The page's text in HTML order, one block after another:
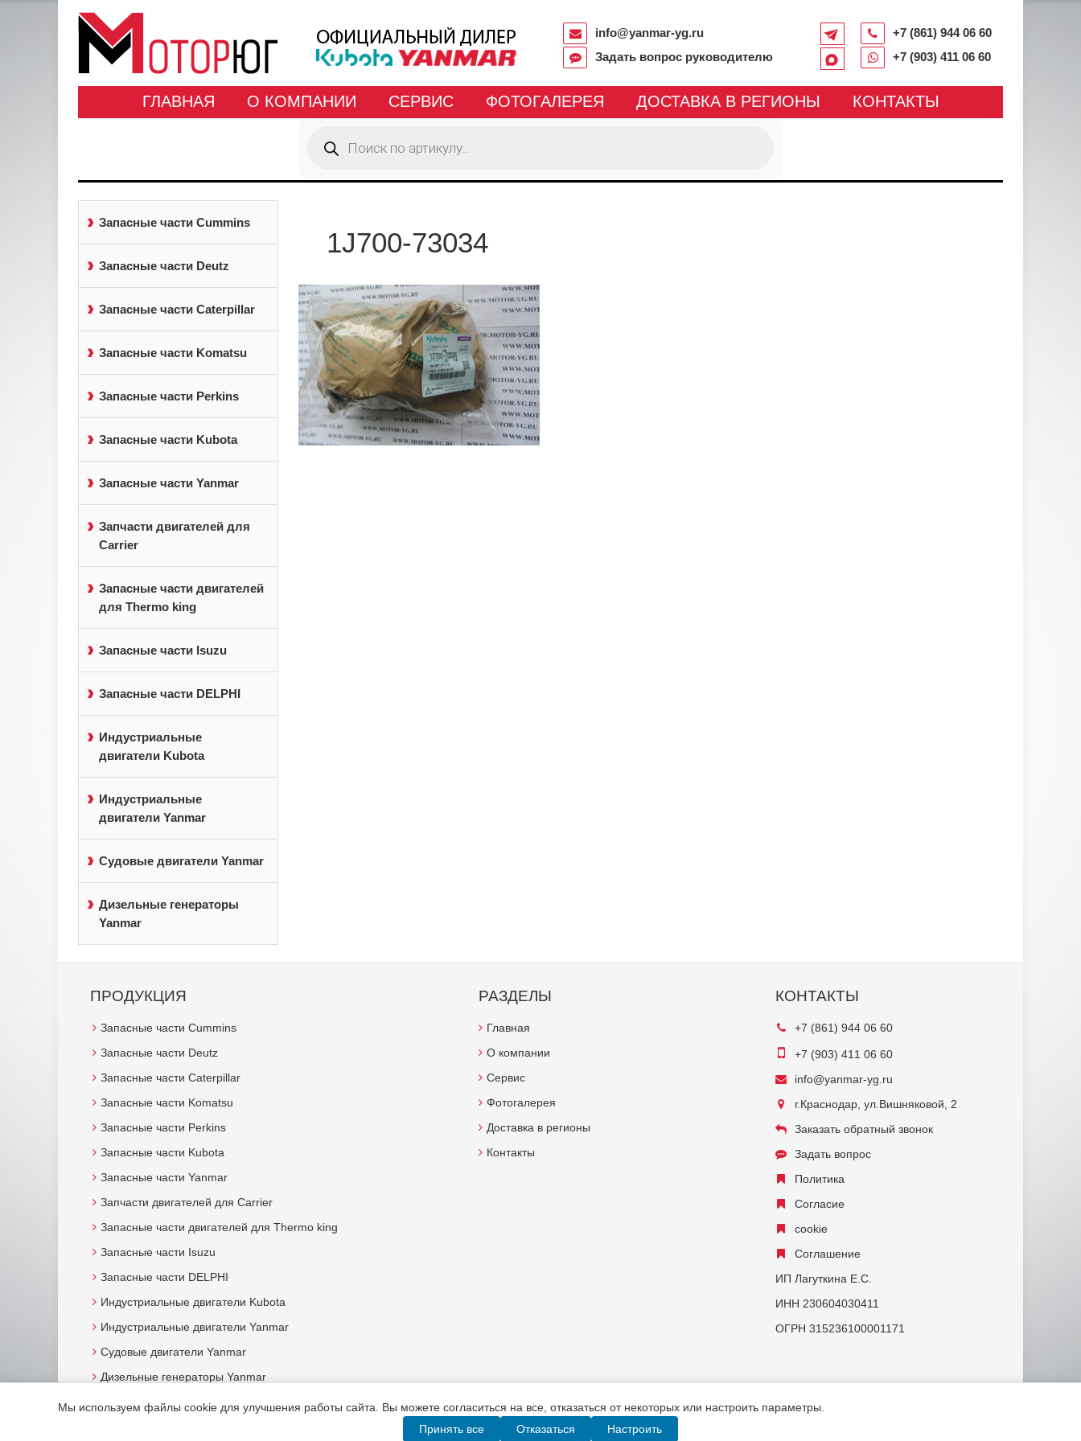
+7 (861) 944 06 60
+7 (903) 411 06 60
info@yanmar-yg.ru
Задать вопрос руководителю
ГЛАВНАЯ О КОМПАНИИ СЕРВИС ФОТОГАЛЕРЕЯ ДОСТАВКА В РЕГИОНЫ КОНТАКТЫ
товаров
Запасные части Cummins
Запасные части Deutz
Запасные части Caterpillar
Запасные части Komatsu
Запасные части Perkins
Запасные части Kubota
Запасные части Yanmar
Запчасти двигателей для
Carrier
Запасные части двигателей
для Thermo king
Запасные части Isuzu
Запасные части DELPHI
Индустриальные
двигатели Kubota
Индустриальные
двигатели Yanmar
Судовые двигатели Yanmar
Дизельные генераторы
Yanmar
1J700-73034
ПРОДУКЦИЯ
Запасные части Cummins
Запасные части Deutz
Запасные части Caterpillar
Запасные части Komatsu
Запасные части Perkins
Запасные части Kubota
Запасные части Yanmar
Запчасти двигателей для Carrier
Запасные части двигателей для Thermo king
Запасные части Isuzu
Запасные части DELPHI
Индустриальные двигатели Kubota
Индустриальные двигатели Yanmar
Судовые двигатели Yanmar
Дизельные генераторы Yanmar
РАЗДЕЛЫ
Главная
О компании
Сервис
Фотогалерея
Доставка в регионы
Контакты
КОНТАКТЫ
+7 (861) 944 06 60
+7 (903) 411 06 60
info@yanmar-yg.ru
г.Краснодар, ул.Вишняковой, 2
Заказать обратный звонок
Задать вопрос
Политика
Согласие
cookie
Соглашение
ИП Лагуткина Е.С.
ИНН 230604030411
ОГРН 315236100001171
Мы используем файлы cookie для улучшения работы сайта. Вы можете согласиться на все, отказаться от некоторых или настроить параметры.
Принять все
Отказаться Настроить